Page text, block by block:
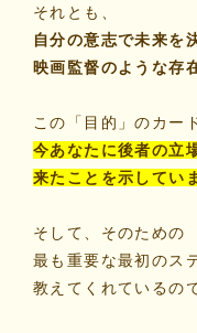
それとも、
自分の意志で未来を
映画監督のような存
この「目的」のカー
今あなたに後者の立
来たことを示してい
そして、そのための
最も重要な最初のス
教えてくれているの